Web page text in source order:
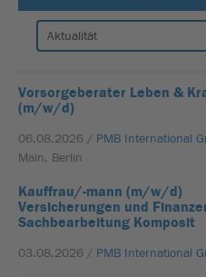
Vorsorgeberater Leben &
(m/w/d)
06.08.2026 / PMB International
Main, Berlin
Kauffrau/-mann (m/w/d)
Versicherungen und
Sachbearbeitung Komposit
03.08.2026 / PMB International